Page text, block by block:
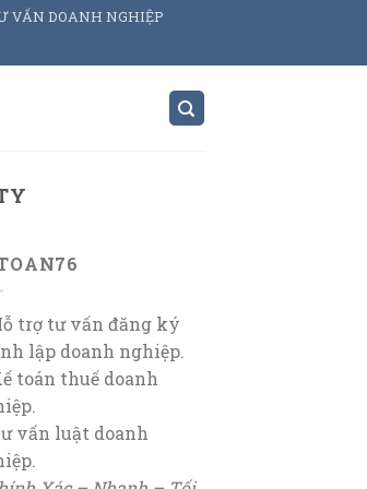
VẤN DOANH NGHIỆP
trợ tư vấn đăng ký
lập doanh nghiệp.
toán thuế doanh
vấn luật doanh